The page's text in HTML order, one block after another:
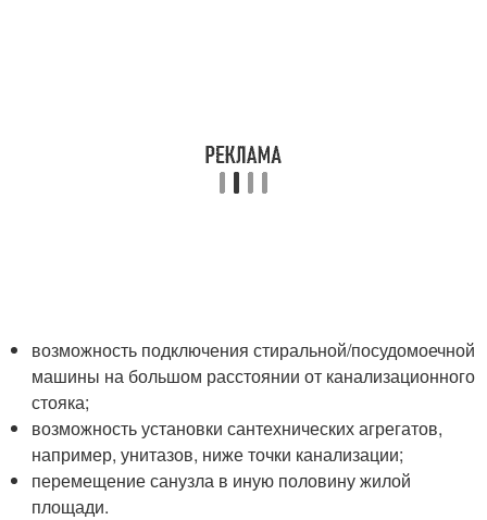
возможность подключения стиральной/посудомоечной
машины на большом расстоянии от канализационного
стояка;
возможность установки сантехнических агрегатов,
например, унитазов, ниже точки канализации;
перемещение санузла в иную половину жилой
площади.